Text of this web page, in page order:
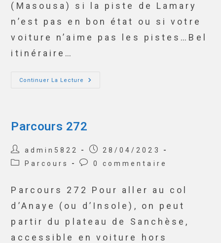
(Masousa) si la piste de Lamary
n’est pas en bon état ou si votre
voiture n’aime pas les pistes…Bel
itinéraire…
Continuer La Lecture
Parcours 272
admin5822
28/04/2023
Parcours
0 commentaire
Parcours 272 Pour aller au col
d’Anaye (ou d’Insole), on peut
partir du plateau de Sanchèse,
accessible en voiture hors